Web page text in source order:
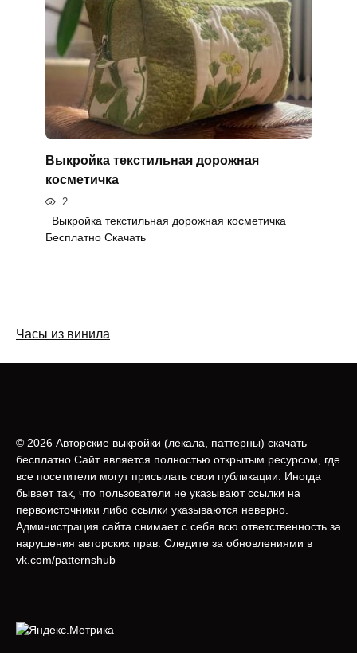
Выкройка текстильная дорожная
косметичка
2
Выкройка текстильная дорожная косметичка
Бесплатно Скачать
Часы из винила
© 2026 Авторские выкройки (лeкала, паттерны) скачать
бесплатно Сайт является полностью открытым ресурсом, где
все посетители могут присылать свои публикации. Иногда
бывает так, что пользователи не указывают ссылки на
первоисточники либо ссылки указываются неверно.
Администрация сайта снимает с себя всю ответственность за
нарушения авторских прав. Следите за обновлениями в
vk.com/patternshub